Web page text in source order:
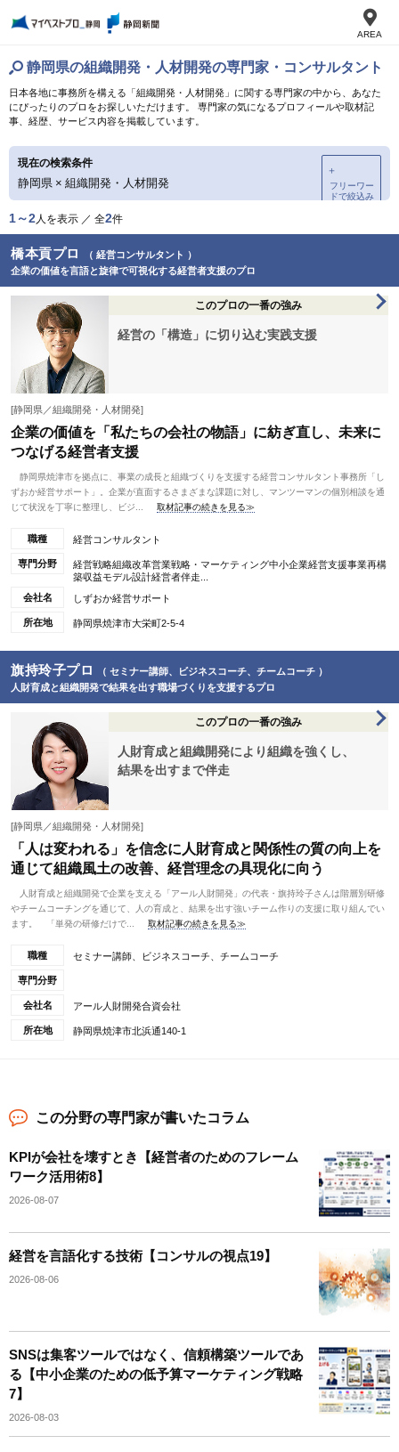
AREA
静岡県の組織開発・人材開発の専門家・コンサルタント
日本各地に事務所を構える「組織開発・人材開発」に関する専門家の中から、あなた
にぴったりのプロをお探しいただけます。 専門家の気になるプロフィールや取材記
事、経歴、サービス内容を掲載しています。
現在の検索条件
静岡県 × 組織開発・人材開発
＋
フリーワー
ドで絞込み
1～2人を表示 ／ 全2件
橋本貢プロ
（ 経営コンサルタント ）
企業の価値を言語と旋律で可視化する経営者支援のプロ
このプロの一番の強み
経営の「構造」に切り込む実践支援
[静岡県／組織開発・人材開発]
企業の価値を「私たちの会社の物語」に紡ぎ直し、未来に
つなげる経営者支援
静岡県焼津市を拠点に、事業の成長と組織づくりを支援する経営コンサルタント事務所「し
ずおか経営サポート」。企業が直面するさまざまな課題に対し、マンツーマンの個別相談を通
じて状況を丁寧に整理し、ビジ...
取材記事の続きを見る≫
職種 経営コンサルタント
専門分野
経営戦略組織改革営業戦略・マーケティング中小企業経営支援事業再構
築収益モデル設計経営者伴走...
会社名
しずおか経営サポート
所在地 静岡県焼津市大栄町2-5-4
旗持玲子プロ
（ セミナー講師、ビジネスコーチ、チームコーチ ）
人財育成と組織開発で結果を出す職場づくりを支援するプロ
このプロの一番の強み
人財育成と組織開発により組織を強くし、
結果を出すまで伴走
[静岡県／組織開発・人材開発]
「人は変われる」を信念に人財育成と関係性の質の向上を
通じて組織風土の改善、経営理念の具現化に向う
人財育成と組織開発で企業を支える「アール人財開発」の代表・旗持玲子さんは階層別研修
やチームコーチングを通じて、人の育成と、結果を出す強いチーム作りの支援に取り組んでい
ます。 「単発の研修だけで...
取材記事の続きを見る≫
職種 セミナー講師、ビジネスコーチ、チームコーチ
専門分野
会社名 アール人財開発合資会社
所在地 静岡県焼津市北浜通140-1
この分野の専門家が書いたコラム
KPIが会社を壊すとき【経営者のためのフレーム
ワーク活用術8】
2026-08-07
経営を言語化する技術【コンサルの視点19】
2026-08-06
SNSは集客ツールではなく、信頼構築ツールであ
る【中小企業のための低予算マーケティング戦略
7】
2026-08-03